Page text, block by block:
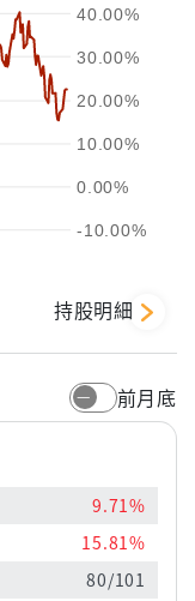
-10.00%
0.00%
10.00%
20.00%
30.00%
40.00%
3年
持股明細
前月底
9.71%
15.81%
80/101